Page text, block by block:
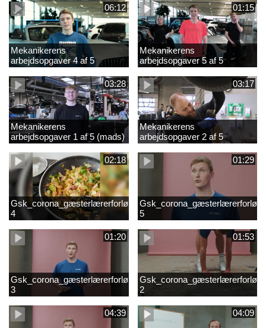
06:12
Mekanikerens
arbejdsopgaver 4 af 5
(Frederik Vesti)
01:15
Mekanikerens
arbejdsopgaver 5 af 5
(Frederik Vesti)
03:28
Mekanikerens
arbejdsopgaver 1 af 5 (mads)
03:17
Mekanikerens
arbejdsopgaver 2 af 5
(magnus)
02:18
Gsk_corona_gæsterlærerforløb_Axelsen_del
4
01:29
5
01:20
Gsk_corona_gæsterlærerforløb_Axelsen_del
3
01:53
2
04:39 04:09